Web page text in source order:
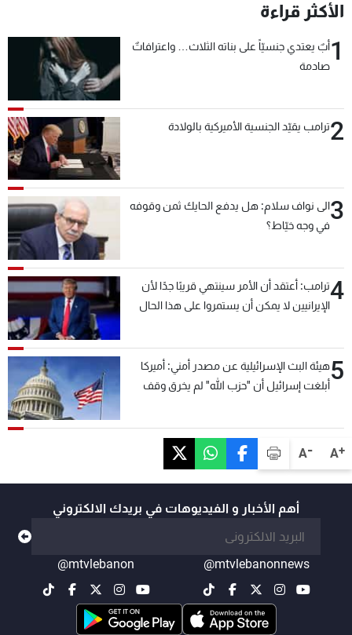
A+
A-
الأكثر قراءة
1أبٌ يعتدي جنسيّاً على بناته الثلاث… واعترافاتٌ
صادمة
2ترامب يقيّد الجنسية الأميركية بالولادة
3الى نواف سلام: هل يدفع الحايك ثمن وقوفه
في وجه خيّاط؟
4ترامب: أعتقد أن الأمر سينتهي قريبًا جدًا لأن
الإيرانيين لا يمكن أن يستمروا على هذا الحال
5هيئة البث الإسرائيلية عن مصدر أمني: أميركا
أبلغت إسرائيل أن "حزب الله" لم يخرق وقف
أهم الأخبار و الفيديوهات في بريدك الالكتروني
@mtvlebanonnews
@mtvlebanon
عن MTV
الإنـتـاج
لاعلاناتكم
شروط الإسـتخدام
سياسة الخصوصية